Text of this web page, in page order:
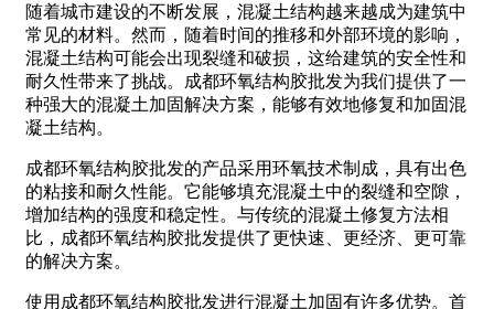
随着城市建设的不断发展，混凝土结构越来越成为建筑中
常见的材料。然而，随着时间的推移和外部环境的影响，
混凝土结构可能会出现裂缝和破损，这给建筑的安全性和
耐久性带来了挑战。成都环氧结构胶批发为我们提供了一
种强大的混凝土加固解决方案，能够有效地修复和加固混
凝土结构。
成都环氧结构胶批发的产品采用环氧技术制成，具有出色
的粘接和耐久性能。它能够填充混凝土中的裂缝和空隙，
增加结构的强度和稳定性。与传统的混凝土修复方法相
比，成都环氧结构胶批发提供了更快速、更经济、更可靠
的解决方案。
使用成都环氧结构胶批发进行混凝土加固有许多优势。首